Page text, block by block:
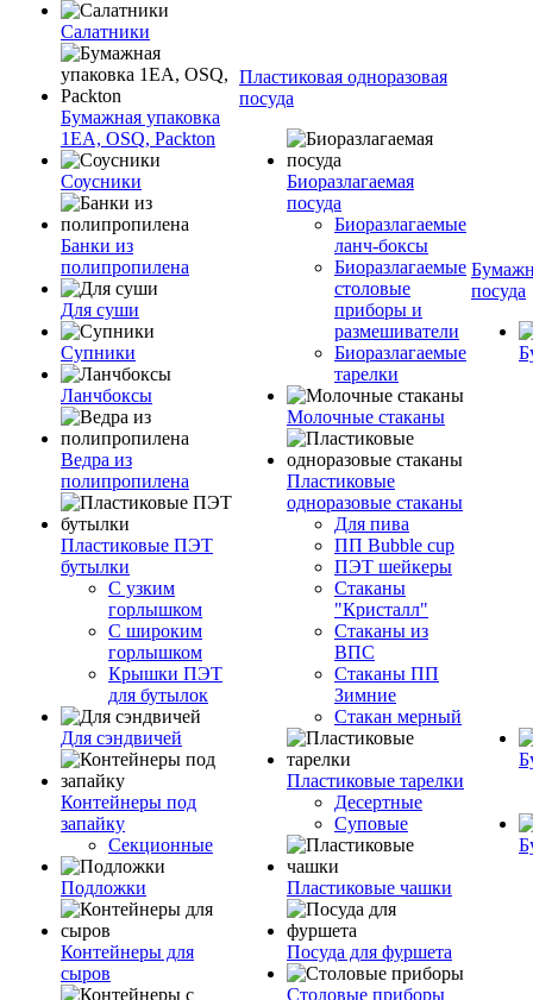
Салатники
Бумажная упаковка
1ЕА, OSQ, Packton
Соусники
Банки из
полипропилена
Для суши
Супники
Ланчбоксы
Ведра из
полипропилена
Пластиковые ПЭТ
бутылки
С узким
горлышком
С широким
горлышком
Крышки ПЭТ
для бутылок
Для сэндвичей
Контейнеры под
запайку
Секционные
Подложки
Контейнеры для
сыров
Пластиковая одноразовая
посуда
Биоразлагаемая
посуда
Биоразлагаемые
ланч-боксы
Биоразлагаемые
столовые
приборы и
размешиватели
Биоразлагаемые
тарелки
Молочные стаканы
Пластиковые
одноразовые стаканы
Для пива
ПП Bubble cup
ПЭТ шейкеры
Стаканы
"Кристалл"
Стаканы из
ВПС
Стаканы ПП
Зимние
Стакан мерный
Пластиковые тарелки
Десертные
Суповые
Пластиковые чашки
Посуда для фуршета
Столовые приборы
посуда